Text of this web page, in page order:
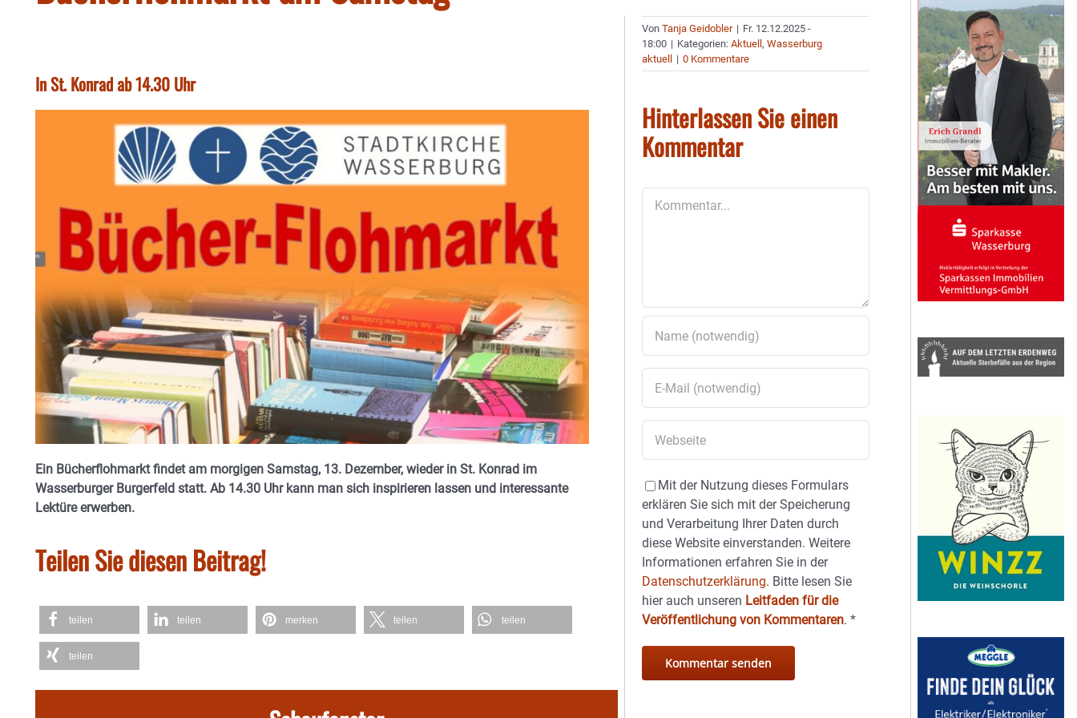
In St. Konrad ab 14.30 Uhr
Ein Bücherflohmarkt findet am morgigen Samstag, 13. Dezember, wieder in St. Konrad im
Wasserburger Burgerfeld statt. Ab 14.30 Uhr kann man sich inspirieren lassen und interessante
Lektüre erwerben.
Teilen Sie diesen Beitrag!
teilen teilen merken teilen teilen
teilen
VonTanja Geidobler | Fr. 12.12.2025 -
18:00 | Kategorien:Aktuell,Wasserburg
aktuell
| 0 Kommentare
Hinterlassen Sie einen
Kommentar
Mit der Nutzung dieses Formulars
erklären Sie sich mit der Speicherung
und Verarbeitung Ihrer Daten durch
diese Website einverstanden. Weitere
Informationen erfahren Sie in der
Datenschutzerklärung. Bitte lesen Sie
hier auch unseren Leitfaden für die
Veröffentlichung von Kommentaren.*